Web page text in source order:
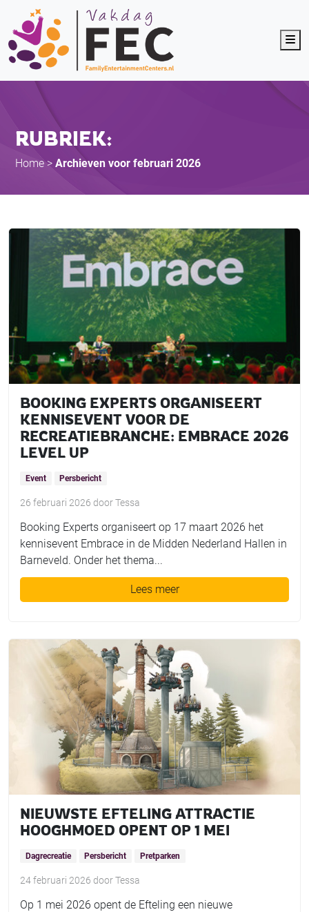
RUBRIEK:
Home > Archieven voor februari 2026
BOOKING EXPERTS ORGANISEERT
KENNISEVENT VOOR DE
RECREATIEBRANCHE: EMBRACE 2026
LEVEL UP
Event Persbericht
26 februari 2026 doorTessa
Booking Experts organiseert op 17 maart 2026 het
kennisevent Embrace in de Midden Nederland Hallen in
Barneveld. Onder het thema...
Lees meer
NIEUWSTE EFTELING ATTRACTIE
HOOGHMOED OPENT OP 1 MEI
Dagrecreatie Persbericht Pretparken
24 februari 2026 doorTessa
Op 1 mei 2026 opent de Efteling een nieuwe